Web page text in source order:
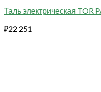
Таль электрическая TOR
₽22 251